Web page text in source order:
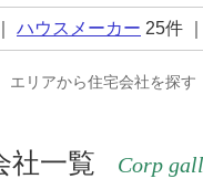
ハウスメーカー 25件
エリアから住宅会社を探す
社一覧 Corp